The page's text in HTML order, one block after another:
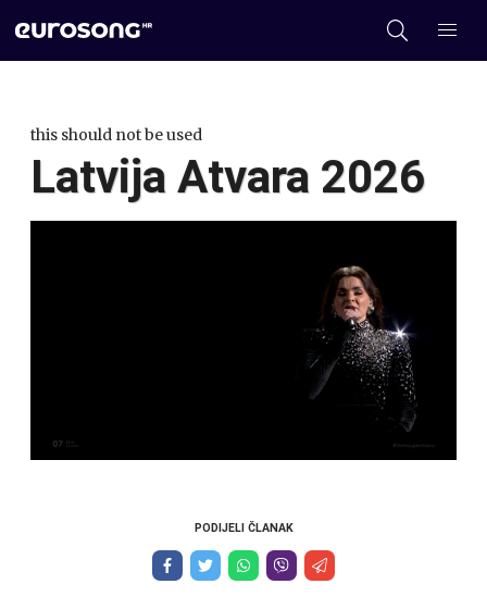
this should not be used
Latvija Atvara 2026
PODIJELI ČLANAK